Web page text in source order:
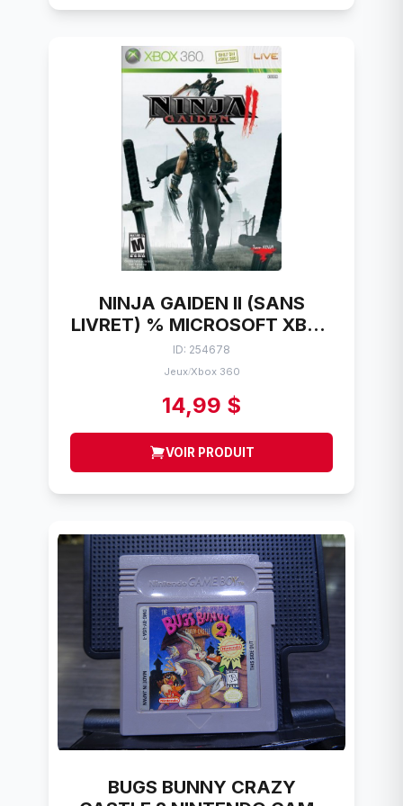
NINJA GAIDEN II (SANS
LIVRET) % MICROSOFT XBOX
360
ID: 254678
Jeux/Xbox 360
14,99 $
VOIR PRODUIT
BUGS BUNNY CRAZY